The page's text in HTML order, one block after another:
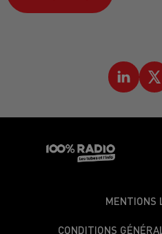
MENTIONS
CONDITIONS